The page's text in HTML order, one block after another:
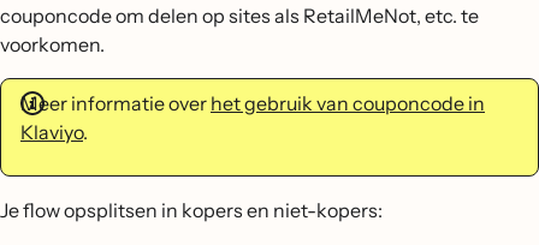
couponcode om delen op sites als RetailMeNot, etc. te
voorkomen.
Meer informatie over het gebruik van couponcode in
Klaviyo.
Je flow opsplitsen in kopers en niet-kopers: